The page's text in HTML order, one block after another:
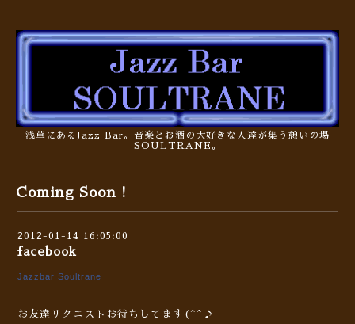
浅草にあるJazz Bar。音楽とお酒の大好きな人達が集う憩いの場
SOULTRANE。
Coming Soon !
2012-01-14 16:05:00
facebook
Jazzbar Soultrane
お友達リクエストお待ちしてます(^^♪